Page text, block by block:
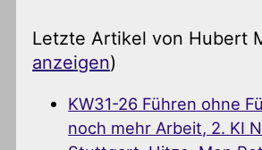
Letzte Artikel von Hubert
anzeigen)
KW31-26 Führen ohne
noch mehr Arbeit, 2. KI